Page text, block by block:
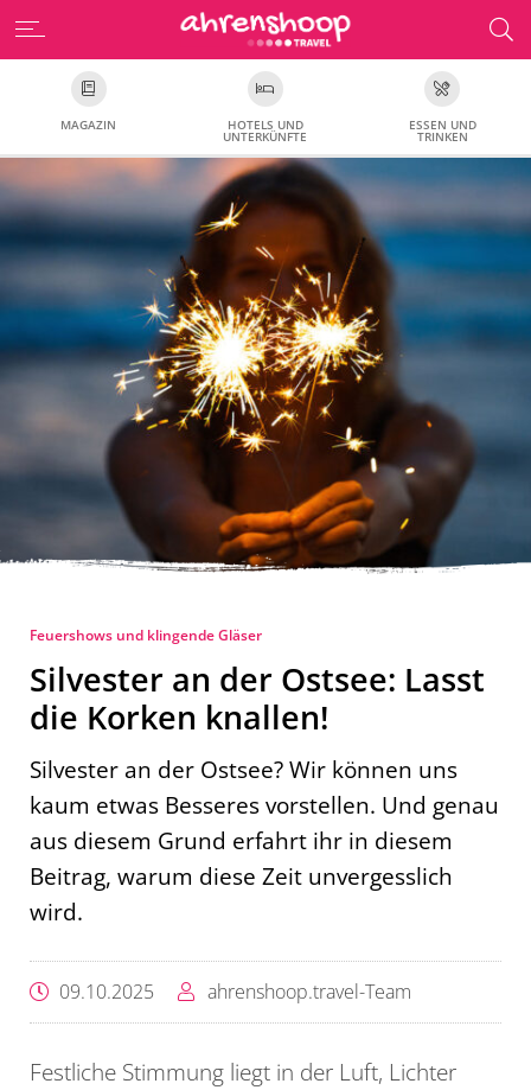
MAGAZIN HOTELS UND
UNTERKÜNFTE
ESSEN UND
TRINKEN
Feuershows und klingende Gläser
Silvester an der Ostsee: Lasst
die Korken knallen!
Silvester an der Ostsee? Wir können uns
kaum etwas Besseres vorstellen. Und genau
aus diesem Grund erfahrt ihr in diesem
Beitrag, warum diese Zeit unvergesslich
wird.
09.10.2025 ahrenshoop.travel-Team
Festliche Stimmung liegt in der Luft, Lichter